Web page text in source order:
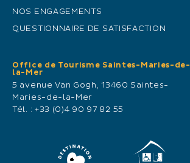
NOS ENGAGEMENTS
QUESTIONNAIRE DE SATISFACTION
Office de Tourisme Saintes-Maries-de-
la-Mer
5 avenue Van Gogh, 13460 Saintes-
Maries-de-la-Mer
Tél. : +33 (0)4 90 97 82 55